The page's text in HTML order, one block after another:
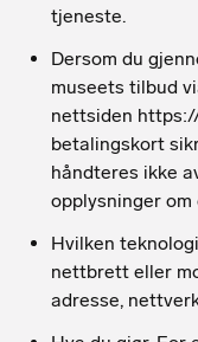
tjeneste.
Dersom du
museets tilbud
nettsiden
betalingskort
håndteres ikke
opplysninger
Hvilken
nettbrett eller
adresse,